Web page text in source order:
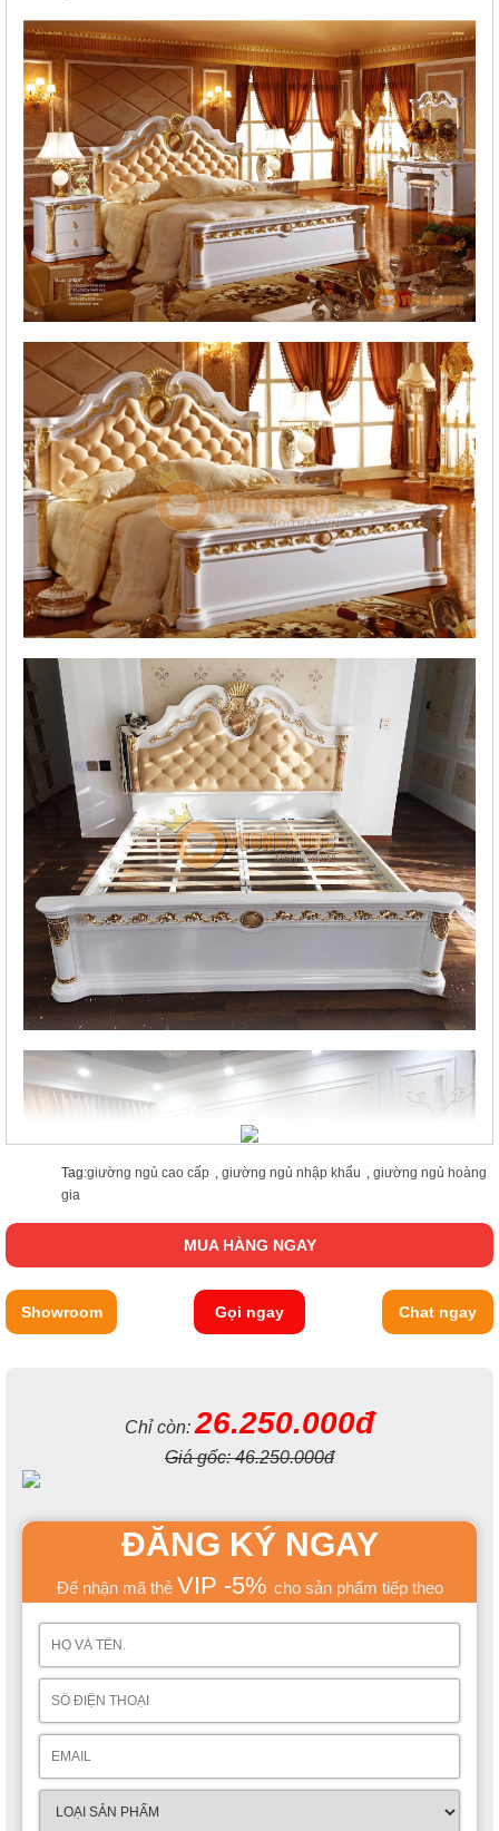
Tag:giường ngủ cao cấp giường ngủ nhập khẩu
giường ngủ hoàng
gia
MUA HÀNG NGAY
Showroom Gọi ngay Chat ngay
Chỉ còn:26.250.000đ
Giá gốc:46.250.000đ
ĐĂNG KÝ NGAY
Để nhận mã thẻ VIP -5% cho sản phẩm tiếp theo